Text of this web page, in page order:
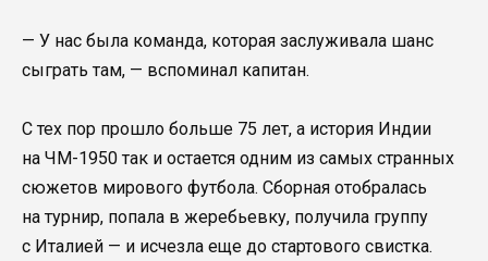
— У нас была команда, которая заслуживала шанс
сыграть там, — вспоминал капитан.
С тех пор прошло больше 75 лет, а история Индии
на ЧМ-1950 так и остается одним из самых странных
сюжетов мирового футбола. Сборная отобралась
на турнир, попала в жеребьевку, получила группу
с Италией — и исчезла еще до стартового свистка.